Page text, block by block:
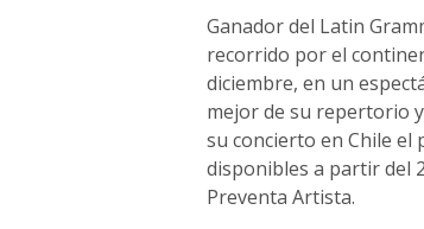
Ganador del Latin
recorrido por el
diciembre, en un
mejor de su repertorio
su concierto en Chile el
disponibles a partir del
Preventa Artista.